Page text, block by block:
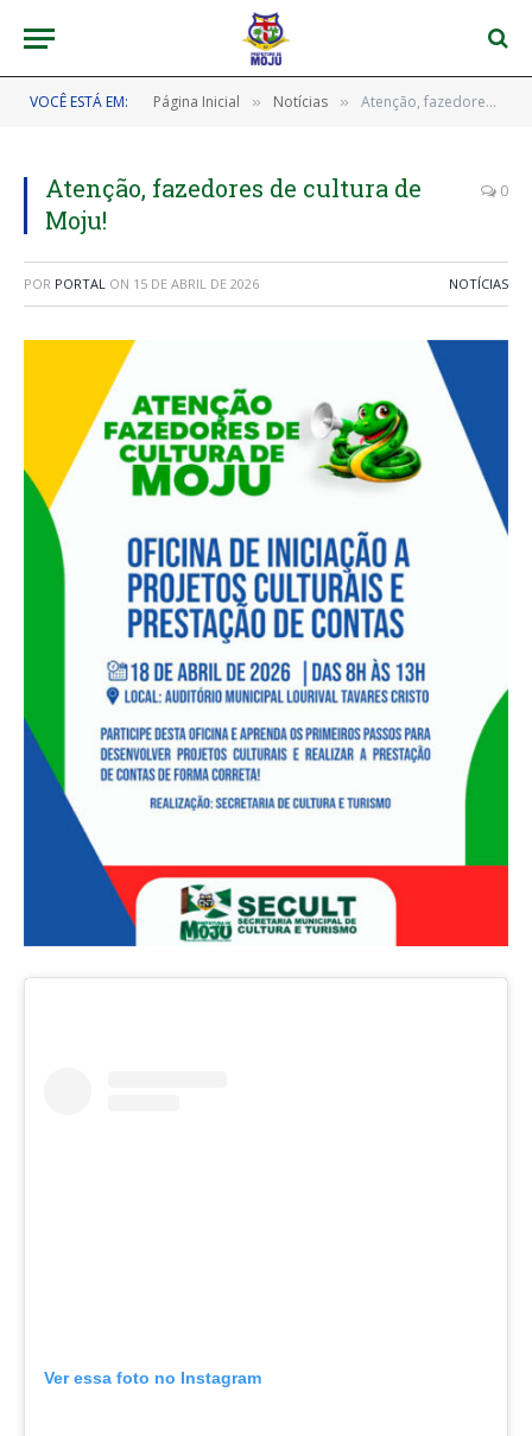
VOCÊ ESTÁ EM: Página Inicial » Notícias » Atenção, fazedores de cultura de Moju!
Atenção, fazedores de cultura de
Moju!
0
POR PORTAL ON 15 DE ABRIL DE 2026 NOTÍCIAS
Ver essa foto no Instagram